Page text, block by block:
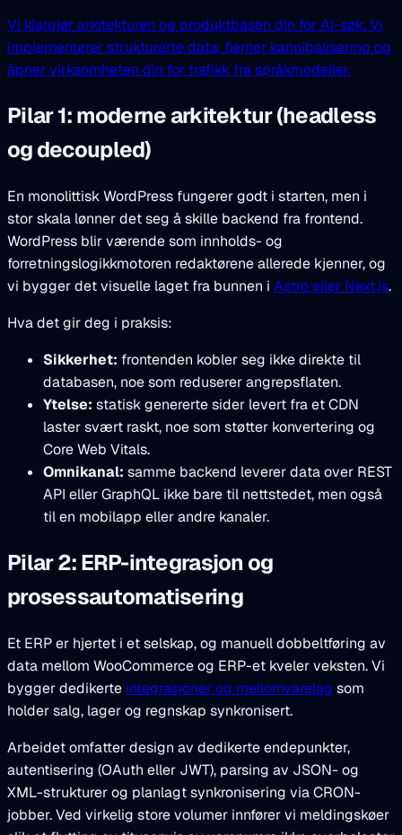
Vi klargjør arkitekturen og produktbasen din for AI-søk. Vi
implementerer strukturerte data, fjerner kannibalisering og
åpner virksomheten din for trafikk fra språkmodeller.
Pilar 1: moderne arkitektur (headless
og decoupled)
En monolittisk WordPress fungerer godt i starten, men i
stor skala lønner det seg å skille backend fra frontend.
WordPress blir værende som innholds- og
forretningslogikkmotoren redaktørene allerede kjenner, og
vi bygger det visuelle laget fra bunnen i Astro eller Next.js.
Hva det gir deg i praksis:
Sikkerhet: frontenden kobler seg ikke direkte til
databasen, noe som reduserer angrepsflaten.
Ytelse: statisk genererte sider levert fra et CDN
laster svært raskt, noe som støtter konvertering og
Core Web Vitals.
Omnikanal: samme backend leverer data over REST
API eller GraphQL ikke bare til nettstedet, men også
til en mobilapp eller andre kanaler.
Pilar 2: ERP-integrasjon og
prosessautomatisering
Et ERP er hjertet i et selskap, og manuell dobbeltføring av
data mellom WooCommerce og ERP-et kveler veksten. Vi
bygger dedikerte integrasjoner og mellomvarelag som
holder salg, lager og regnskap synkronisert.
Arbeidet omfatter design av dedikerte endepunkter,
autentisering (OAuth eller JWT), parsing av JSON- og
XML-strukturer og planlagt synkronisering via CRON-
jobber. Ved virkelig store volumer innfører vi meldingskøer